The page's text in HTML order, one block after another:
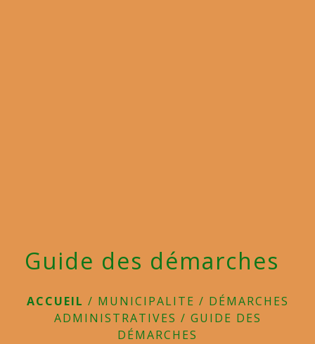
Guide des démarches
ACCUEIL / MUNICIPALITE / DÉMARCHES
ADMINISTRATIVES / GUIDE DES
DÉMARCHES